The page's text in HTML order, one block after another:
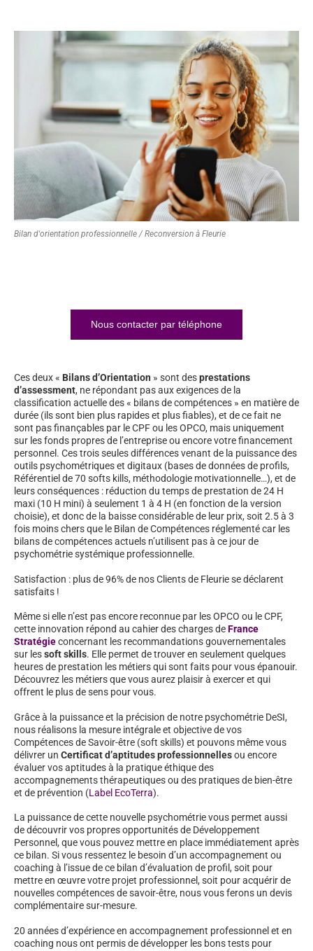
Bilan d'orientation professionnelle / Reconversion à Fleurie
Nous contacter par téléphone
Ces deux « Bilans d’Orientation » sont desprestations
d’assessment, ne répondant pas aux exigences de la
classification actuelle des « bilans de compétences » en matière de
durée (ils sont bien plus rapides et plus fiables), et de ce fait ne
sont pas finançables par le CPF ou les OPCO, mais uniquement
sur les fonds propres de l’entreprise ou encore votre financement
personnel. Ces trois seules différences venant de la puissance des
outils psychométriques et digitaux (bases de données de profils,
Référentiel de 70 softs kills, méthodologie motivationnelle…), et de
leurs conséquences : réduction du temps de prestation de 24 H
maxi (10 H mini) à seulement 1 à 4 H (en fonction de la version
choisie), et donc de la baisse considérable de leur prix, soit 2.5 à 3
fois moins chers que le Bilan de Compétences réglementé car les
bilans de compétences actuels n’utilisent pas à ce jour de
psychométrie systémique professionnelle.
Satisfaction : plus de 96% de nos Clients de Fleurie se déclarent
satisfaits !
Même si elle n’est pas encore reconnue par les OPCO ou le CPF,
cette innovation répond au cahier des charges deFrance
Stratégieconcernant les recommandations gouvernementales
sur lessoft skills. Elle permet de trouver en seulement quelques
heures de prestation les métiers qui sont faits pour vous épanouir.
Découvrez les métiers que vous aurez plaisir à exercer et qui
offrent le plus de sens pour vous.
Grâce à la puissance et la précision de notre psychométrie DeSI,
nous réalisons la mesure intégrale et objective de vos
Compétences de Savoir-être (soft skills) et pouvons même vous
délivrer un Certificat d’aptitudes professionnellesou encore
évaluer vos aptitudes à la pratique éthique des
accompagnements thérapeutiques ou des pratiques de bien-être
et de prévention (Label EcoTerra).
La puissance de cette nouvelle psychométrie vous permet aussi
de découvrir vos propres opportunités de Développement
Personnel, que vous pouvez mettre en place immédiatement après
ce bilan. Si vous ressentez le besoin d’un accompagnement ou
coaching à l’issue de ce bilan d’évaluation de profil, soit pour
mettre en œuvre votre projet professionnel, soit pour acquérir de
nouvelles compétences de savoir-être, nous vous ferons un devis
complémentaire sur-mesure.
20 années d’expérience en accompagnement professionnel et en
coaching nous ont permis de développer les bons tests pour